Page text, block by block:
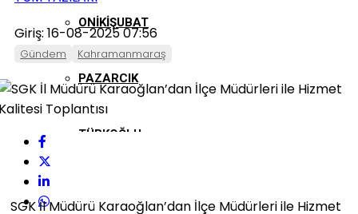
ONIKIŞUBAT
PAZARCIK
TÜRKOĞLU
Giriş: 16-08-2025 07:56
Gündem Kahramanmaraş
SGK İl Müdürü Karaoğlan’dan İlçe Müdürleri ile Hizmet